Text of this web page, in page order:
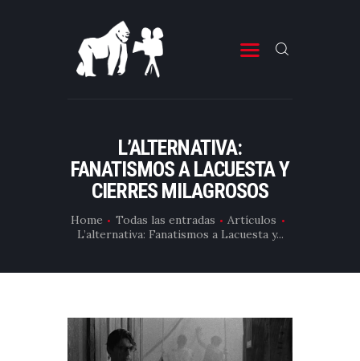
L’ALTERNATIVA:
FANATISMOS A LACUESTA Y
CIERRES MILAGROSOS
Home Todas las entradas
Artículos
L’alternativa: Fanatismos a Lacuesta y...
ESTRENOS DE TELEVISIÓN
CRÍTICAS
ARTÍCULOS
ESPECIALES
TÉRMINOS Y CONDICIONES